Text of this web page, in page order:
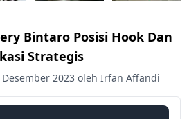
Bintaro Posisi Hook Dan
Strategis
2023 oleh Irfan Affandi